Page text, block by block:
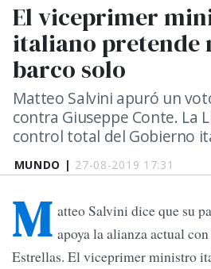
MUNDO | 27-08-2019 17:31
El viceprimer
italiano pretende
barco solo
Matteo Salvini apuró un
contra Giuseppe Conte. La
control total del Gobierno
M atteo Salvini dice que su
apoya la alianza actual
Estrellas. El viceprimer ministro